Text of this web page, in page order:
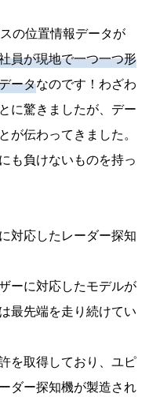
の位置情報データが
員が現地で一つ一つ形
ータなのです！わざわ
に驚きましたが、デー
が伝わってきました。
も負けないものを持っ
対応したレーダー探知
ーに対応したモデルが
最先端を走り続けてい
を取得しており、ユピ
ダー探知機が製造され